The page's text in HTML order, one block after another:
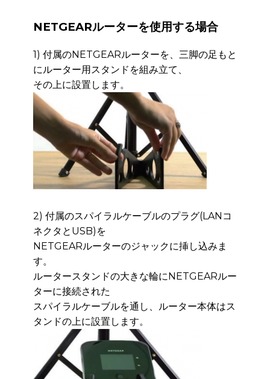
NETGEARルーターを使用する場合
1) 付属のNETGEARルーターを、三脚の足もと
にルーター用スタンドを組み立て、
その上に設置します。
2) 付属のスパイラルケーブルのプラグ(LANコ
ネクタとUSB)を
NETGEARルーターのジャッ クに挿し込みま
す。
ルータースタンドの大きな輪にNETGEARルー
ターに接続された
スパイラルケーブルを通し、ルーター本体はス
タンドの上に設置します。